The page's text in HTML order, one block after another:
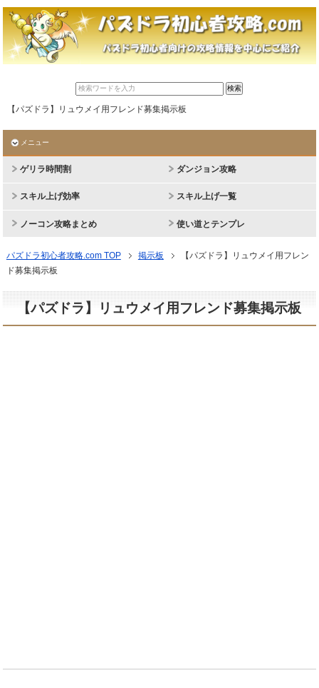
【パズドラ】リュウメイ用フレンド募集掲示板
メニュー
ゲリラ時間割 ダンジョン攻略
スキル上げ効率 スキル上げ一覧
ノーコン攻略まとめ 使い道とテンプレ
パズドラ初心者攻略.com TOP 掲示板
【パズドラ】リュウメイ用フレン
ド募集掲示板
【パズドラ】リュウメイ用フレンド募集掲示板